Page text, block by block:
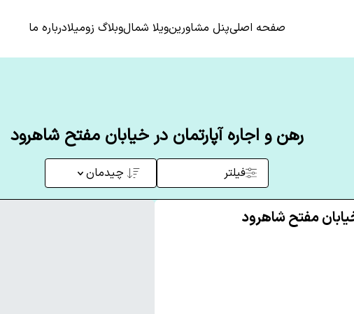
صفحه اصلیپنل مشاورینویلا شمالوبلاگ زومیلادرباره ما
رهن و اجاره آپارتمان در خیابان مفتح شاهرود
فیلتر چیدمان